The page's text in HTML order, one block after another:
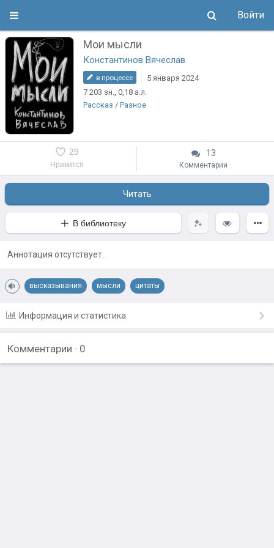
Войти
Мои мысли
Константинов Вячеслав
в процессе
5 января 2024
7 203 зн., 0,18 а.л.
Рассказ / Разное
Нравится
29 13
Комментарии
Читать
В библиотеку
Аннотация отсутствует.
высказывания мысли цитаты
Информация и статистика
Комментарии · 0